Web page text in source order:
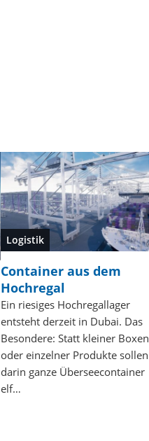
Logistik
Container aus dem
Hochregal
Ein riesiges Hochregallager
entsteht derzeit in Dubai. Das
Besondere: Statt kleiner Boxen
oder einzelner Produkte sollen
darin ganze Überseecontainer
elf…